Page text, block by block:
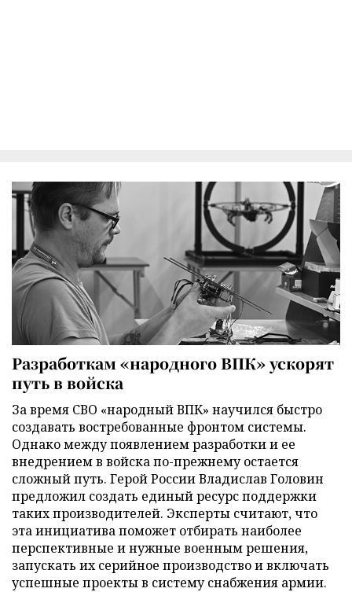
Разработкам «народного ВПК» ускорят
путь в войска
За время СВО «народный ВПК» научился быстро
создавать востребованные фронтом системы.
Однако между появлением разработки и ее
внедрением в войска по-прежнему остается
сложный путь. Герой России Владислав Головин
предложил создать единый ресурс поддержки
таких производителей. Эксперты считают, что
эта инициатива поможет отбирать наиболее
перспективные и нужные военным решения,
запускать их серийное производство и включать
успешные проекты в систему снабжения армии.